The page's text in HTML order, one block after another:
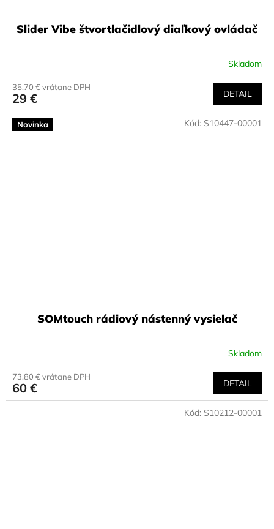
Slider Vibe štvortlačidlový diaľkový ovládač
Skladom
35,70 € vrátane DPH
29 € DETAIL
Novinka
SOMtouch rádiový nástenný vysielač
Skladom
73,80 € vrátane DPH
60 € DETAIL
Kód: S10447-00001
Kód: S10212-00001